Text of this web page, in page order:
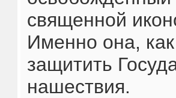
священной
Именно она,
защитить
нашествия.